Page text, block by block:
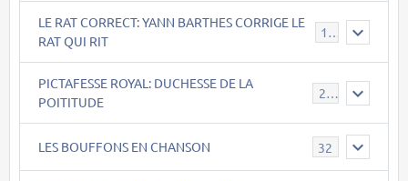
LE RAT CORRECT: YANN BARTHES CORRIGE LE
RAT QUI RIT
15
PICTAFESSE ROYAL: DUCHESSE DE LA
POITITUDE
23
LES BOUFFONS EN CHANSON 32